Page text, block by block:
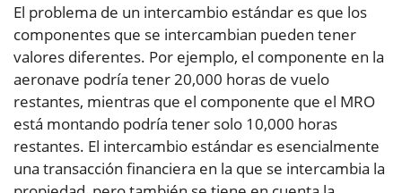
El problema de un intercambio estándar es que los
componentes que se intercambian pueden tener
valores diferentes. Por ejemplo, el componente en la
aeronave podría tener 20,000 horas de vuelo
restantes, mientras que el componente que el MRO
está montando podría tener solo 10,000 horas
restantes. El intercambio estándar es esencialmente
una transacción financiera en la que se intercambia la